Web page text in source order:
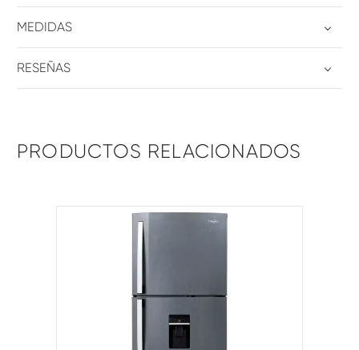
MEDIDAS
RESEÑAS
PRODUCTOS RELACIONADOS